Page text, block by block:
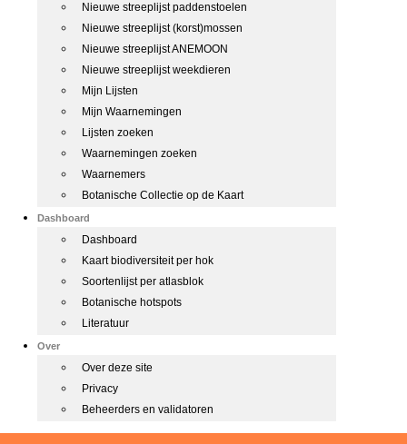
Nieuwe streeplijst paddenstoelen
Nieuwe streeplijst (korst)mossen
Nieuwe streeplijst ANEMOON
Nieuwe streeplijst weekdieren
Mijn Lijsten
Mijn Waarnemingen
Lijsten zoeken
Waarnemingen zoeken
Waarnemers
Botanische Collectie op de Kaart
Dashboard
Dashboard
Kaart biodiversiteit per hok
Soortenlijst per atlasblok
Botanische hotspots
Literatuur
Over
Over deze site
Privacy
Beheerders en validatoren